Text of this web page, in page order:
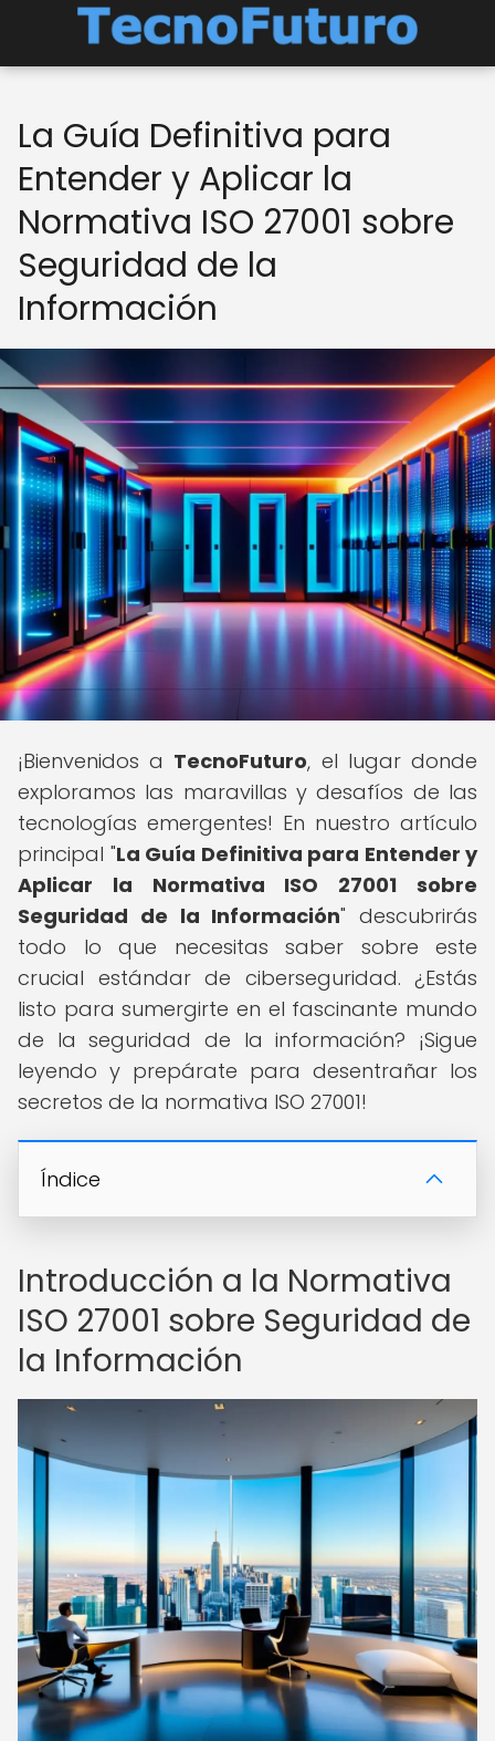
La Guía Definitiva para
Entender y Aplicar la
Normativa ISO 27001 sobre
Seguridad de la
Información
¡Bienvenidos a TecnoFuturo, el lugar donde
exploramos las maravillas y desafíos de las
tecnologías emergentes! En nuestro artículo
principal "La Guía Definitiva para Entender y
Aplicar la Normativa ISO 27001 sobre
Seguridad de la Información" descubrirás
todo lo que necesitas saber sobre este
crucial estándar de ciberseguridad. ¿Estás
listo para sumergirte en el fascinante mundo
de la seguridad de la información? ¡Sigue
leyendo y prepárate para desentrañar los
secretos de la normativa ISO 27001!
Índice
Introducción a la Normativa
ISO 27001 sobre Seguridad de
la Información